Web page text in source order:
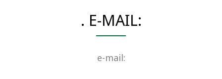
. E-MAIL:
e-mail: